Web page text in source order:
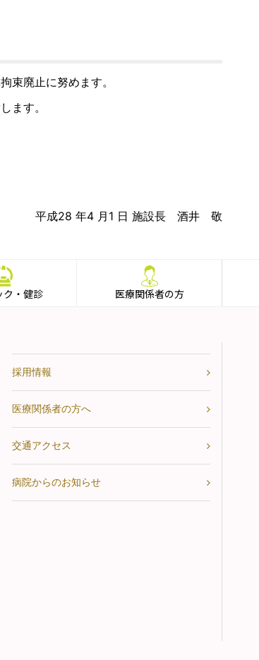
束廃止に努めます。
ます。
平成28 年4 月1 日 施設長 酒井 敬
ク・健診 医療関係者の方
採用情報
医療関係者の方へ
交通アクセス
病院からのお知らせ